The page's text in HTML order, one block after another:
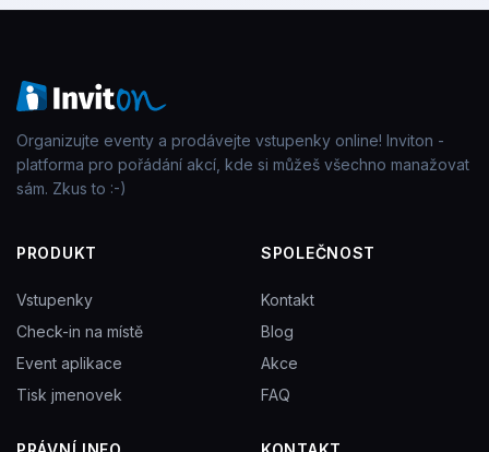
Organizujte eventy a prodávejte vstupenky online! Inviton -
platforma pro pořádání akcí, kde si můžeš všechno manažovat
sám. Zkus to :-)
PRODUKT
Vstupenky
Check-in na místě
Event aplikace
Tisk jmenovek
SPOLEČNOST
Kontakt
Blog
Akce
FAQ